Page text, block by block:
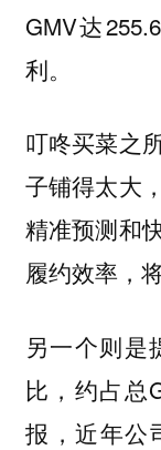
GMV达
利。
叮咚买菜之
子铺得太大
精准预测和
履约效率，
另一个则是
比，约占总
报，近年公